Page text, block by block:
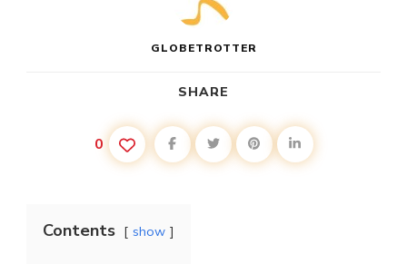
GLOBETROTTER
SHARE
0
Contents show